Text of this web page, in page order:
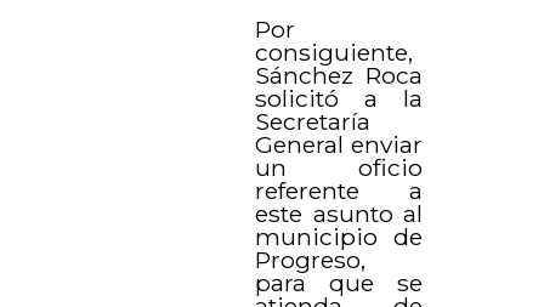
Por
consiguiente,
Sánchez Roca
solicitó a la
Secretaría
General enviar
un oficio
referente a
este asunto al
municipio de
Progreso,
para que se